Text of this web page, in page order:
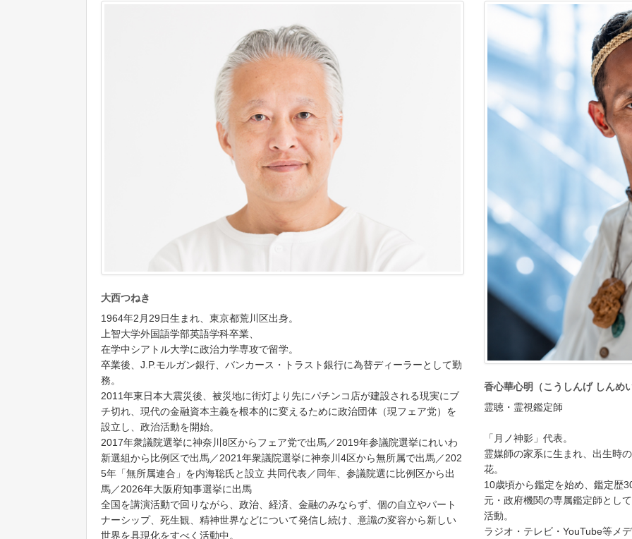
大西つねき
1964年2月29日生まれ、東京都荒川区出身。
上智大学外国語学部英語学科卒業、
在学中シアトル大学に政治力学専攻で留学。
卒業後、J.P.モルガン銀行、バンカース・トラスト銀行に為替ディーラーとして勤
務。
2011年東日本大震災後、被災地に街灯より先にパチンコ店が建設される現実にブ
チ切れ、現代の金融資本主義を根本的に変えるために政治団体（現フェア党）を
設立し、政治活動を開始。
2017年衆議院選挙に神奈川8区からフェア党で出馬／2019年参議院選挙にれいわ
新選組から比例区で出馬／2021年衆議院選挙に神奈川4区から無所属で出馬／202
5年「無所属連合」を内海聡氏と設立 共同代表／同年、参議院選に比例区から出
馬／2026年大阪府知事選挙に出馬
全国を講演活動で回りながら、政治、経済、金融のみならず、個の自立やパート
ナーシップ、死生観、精神世界などについて発信し続け、意識の変容から新しい
世界を具現化をすべく活動中。
香心華心明（こうしんげ しんめい
霊聴・霊視鑑定師
「月ノ神影」代表。
霊媒師の家系に生まれ、出生時
花。
10歳頃から鑑定を始め、鑑定歴
元・政府機関の専属鑑定師とし
活動。
ラジオ・テレビ・YouTube等メデ